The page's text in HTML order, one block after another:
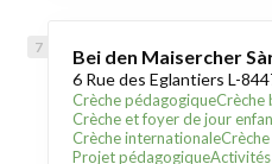
Bei den Maisercher
6 Rue des Eglantiers L-
Crèche pédagogiqueCrèche
Crèche et foyer de jour
Crèche internationale
Projet pédagogique